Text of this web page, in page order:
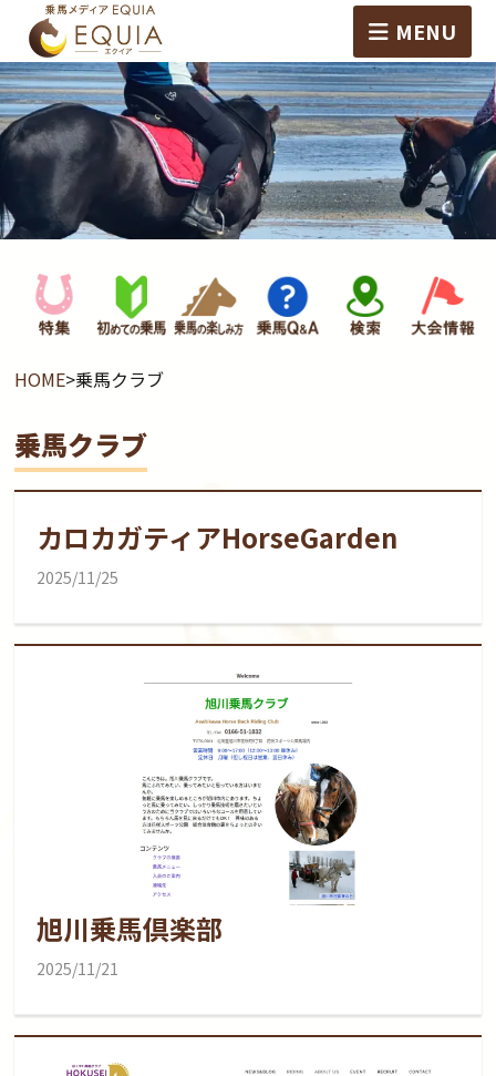
MENU
HOME>乗馬クラブ
乗馬クラブ
カロカガティアHorseGarden
2025/11/25
旭川乗馬倶楽部
2025/11/21